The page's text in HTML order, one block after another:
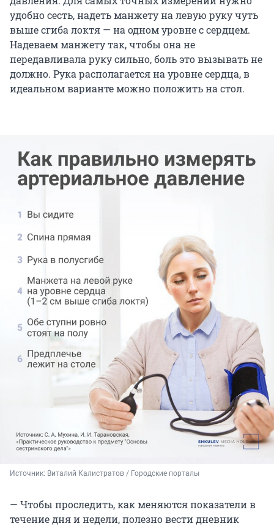
удобно сесть, надеть манжету на левую руку чуть
выше сгиба локтя — на одном уровне с сердцем.
Надеваем манжету так, чтобы она не
передавливала руку сильно, боль это вызывать не
должно. Рука располагается на уровне сердца, в
идеальном варианте можно положить на стол.
Источник: Виталий Калистратов / Городские порталы
— Чтобы проследить, как меняются показатели в
течение дня и недели, полезно вести дневник